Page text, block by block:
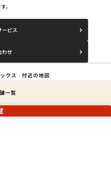
。
ービス
わせ
クス 付近の地図
一覧